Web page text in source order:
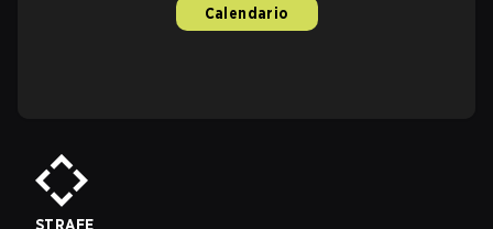
Calendario
STRAFE